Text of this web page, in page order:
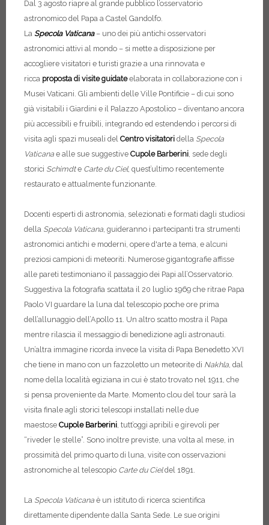
Dal 3 agosto riapre al grande pubblico l’osservatorio
astronomico del Papa a Castel Gandolfo.
La Specola Vaticana– uno dei più antichi osservatori
astronomici attivi al mondo – si mette a disposizione per
accogliere visitatori e turisti grazie a una rinnovata e
ricca proposta di visite guidateelaborata in collaborazione con i
Musei Vaticani. Gli ambienti delle Ville Pontificie – di cui sono
già visitabili i Giardini e il Palazzo Apostolico – diventano ancora
più accessibili e fruibili, integrando ed estendendo i percorsi di
visita agli spazi museali del Centro visitatori della Specola
Vaticana e alle sue suggestive Cupole Barberini, sede degli
storici Schimdte Carte du Ciel, quest’ultimo recentemente
restaurato e attualmente funzionante.
Docenti esperti di astronomia, selezionati e formati dagli studiosi
della Specola Vaticana, guideranno i partecipanti tra strumenti
astronomici antichi e moderni, opere d'arte a tema, e alcuni
preziosi campioni di meteoriti. Numerose gigantografie affisse
alle pareti testimoniano il passaggio dei Papi all’Osservatorio.
Suggestiva la fotografia scattata il 20 luglio 1969 che ritrae Papa
Paolo VI guardare la luna dal telescopio poche ore prima
dell’allunaggio dell’Apollo 11. Un altro scatto mostra il Papa
mentre rilascia il messaggio di benedizione agli astronauti.
Un’altra immagine ricorda invece la visita di Papa Benedetto XVI
che tiene in mano con un fazzoletto un meteorite di Nakhla, dal
nome della località egiziana in cui è stato trovato nel 1911, che
si pensa proveniente da Marte. Momento clou del tour sarà la
visita finale agli storici telescopi installati nelle due
maestose Cupole Barberini, tutt’oggi apribili e girevoli per
“riveder le stelle”. Sono inoltre previste, una volta al mese, in
prossimità del primo quarto di luna, visite con osservazioni
astronomiche al telescopio Carte du Cieldel 1891.
La Specola Vaticana è un istituto di ricerca scientifica
direttamente dipendente dalla Santa Sede. Le sue origini